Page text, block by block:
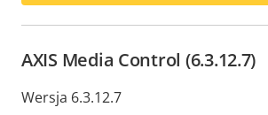
AXIS Media Control (6.3.12.7)
Wersja 6.3.12.7